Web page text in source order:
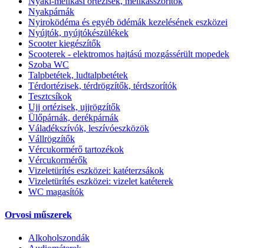
Nyakpárnák
Nyiroködéma és egyéb ödémák kezelésének eszközei
Nyújtók, nyújtókészülékek
Scooter kiegészítők
Scooterek - elektromos hajtású mozgássérült mopedek
Szoba WC
Talpbetétek, ludtalpbetétek
Térdortézisek, térdrögzítők, térdszorítók
Tesztcsíkok
Ujj ortézisek, ujjrögzítők
Ülőpárnák, derékpárnák
Váladékszívók, leszívóeszközök
Vállrögzítők
Vércukormérő tartozékok
Vércukormérők
Vizeletürítés eszközei: katéterzsákok
Vizeletürítés eszközei: vizelet katéterek
WC magasítók
Orvosi műszerek
Alkoholszondák